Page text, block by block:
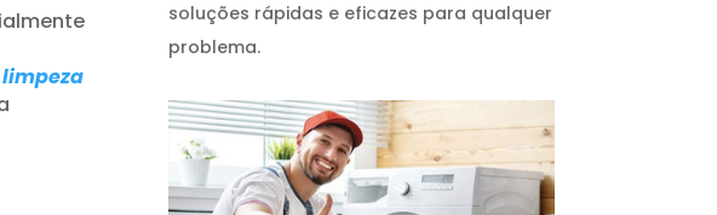
soluções rápidas e eficazes para qualquer
problema.